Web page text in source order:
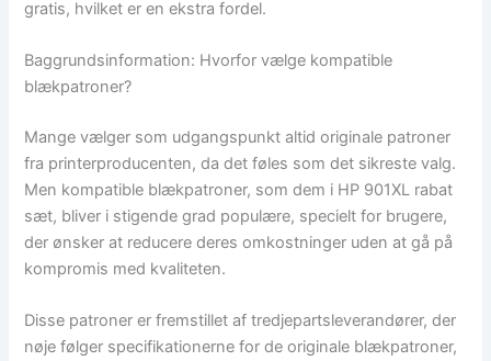
gratis, hvilket er en ekstra fordel.
Baggrundsinformation: Hvorfor vælge kompatible
blækpatroner?
Mange vælger som udgangspunkt altid originale patroner
fra printerproducenten, da det føles som det sikreste valg.
Men kompatible blækpatroner, som dem i HP 901XL rabat
sæt, bliver i stigende grad populære, specielt for brugere,
der ønsker at reducere deres omkostninger uden at gå på
kompromis med kvaliteten.
Disse patroner er fremstillet af tredjepartsleverandører, der
nøje følger specifikationerne for de originale blækpatroner,